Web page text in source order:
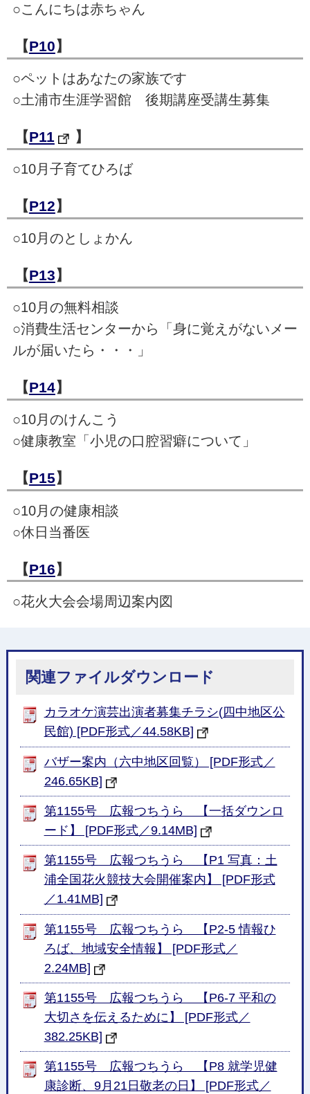
○こんにちは赤ちゃん
【P10】
○ペットはあなたの家族です
○土浦市生涯学習館 後期講座受講生募集
【P11 】
○10月子育てひろば
【P12】
○10月のとしょかん
【P13】
○10月の無料相談
○消費生活センターから「身に覚えがないメー
ルが届いたら・・・」
【P14】
○10月のけんこう
○健康教室「小児の口腔習癖について」
【P15】
○10月の健康相談
○休日当番医
【P16】
○花火大会会場周辺案内図
関連ファイルダウンロード
カラオケ演芸出演者募集チラシ(四中地区公
民館) [PDF形式／44.58KB]
バザー案内（六中地区回覧） [PDF形式／
246.65KB]
第1155号 広報つちうら 【一括ダウンロ
ード】 [PDF形式／9.14MB]
第1155号 広報つちうら 【P1 写真：土
浦全国花火競技大会開催案内】 [PDF形式
／1.41MB]
第1155号 広報つちうら 【P2-5 情報ひ
ろば、地域安全情報】 [PDF形式／
2.24MB]
第1155号 広報つちうら 【P6-7 平和の
大切さを伝えるために】 [PDF形式／
382.25KB]
第1155号 広報つちうら 【P8 就学児健
康診断、9月21日敬老の日】 [PDF形式／